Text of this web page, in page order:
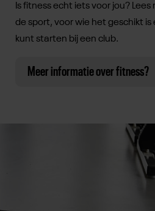
Is fitness echt iets voor jou? Lees
de sport, voor wie het geschikt is
kunt starten bij een club.
Meer informatie over fitness?